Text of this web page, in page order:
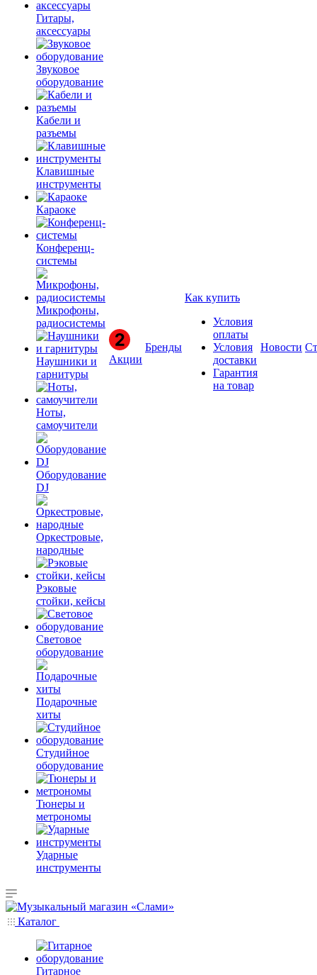
Гитары,
аксессуары
Звуковое
оборудование
Кабели и
разъемы
Клавишные
инструменты
Караоке
Конференц-
системы
Микрофоны,
радиосистемы
Наушники и
гарнитуры
Ноты,
самоучители
Оборудование
DJ
Оркестровые,
народные
Рэковые
стойки, кейсы
Световое
оборудование
Подарочные
хиты
Студийное
оборудование
Тюнеры и
метрономы
Ударные
инструменты
Акции
Бренды
Как купить
Условия
оплаты
Условия
доставки
Гарантия
на товар
Новости
Каталог
Гитарное